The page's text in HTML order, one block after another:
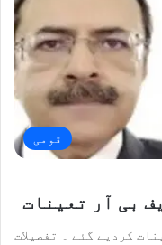
قومی
بی آر تعینات
کردیے گئے ۔ تفصیلات